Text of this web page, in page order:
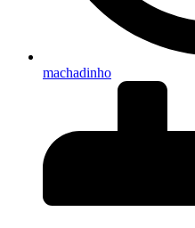
machadinho